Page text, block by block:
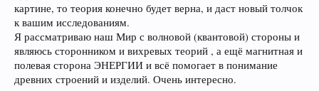
картине, то теория конечно будет верна, и даст новый толчок
к вашим исследованиям.
Я рассматриваю наш Мир с волновой (квантовой) стороны и
являюсь сторонником и вихревых теорий , а ещё магнитная и
полевая сторона ЭНЕРГИИ и всё помогает в понимание
древних строений и изделий. Очень интересно.